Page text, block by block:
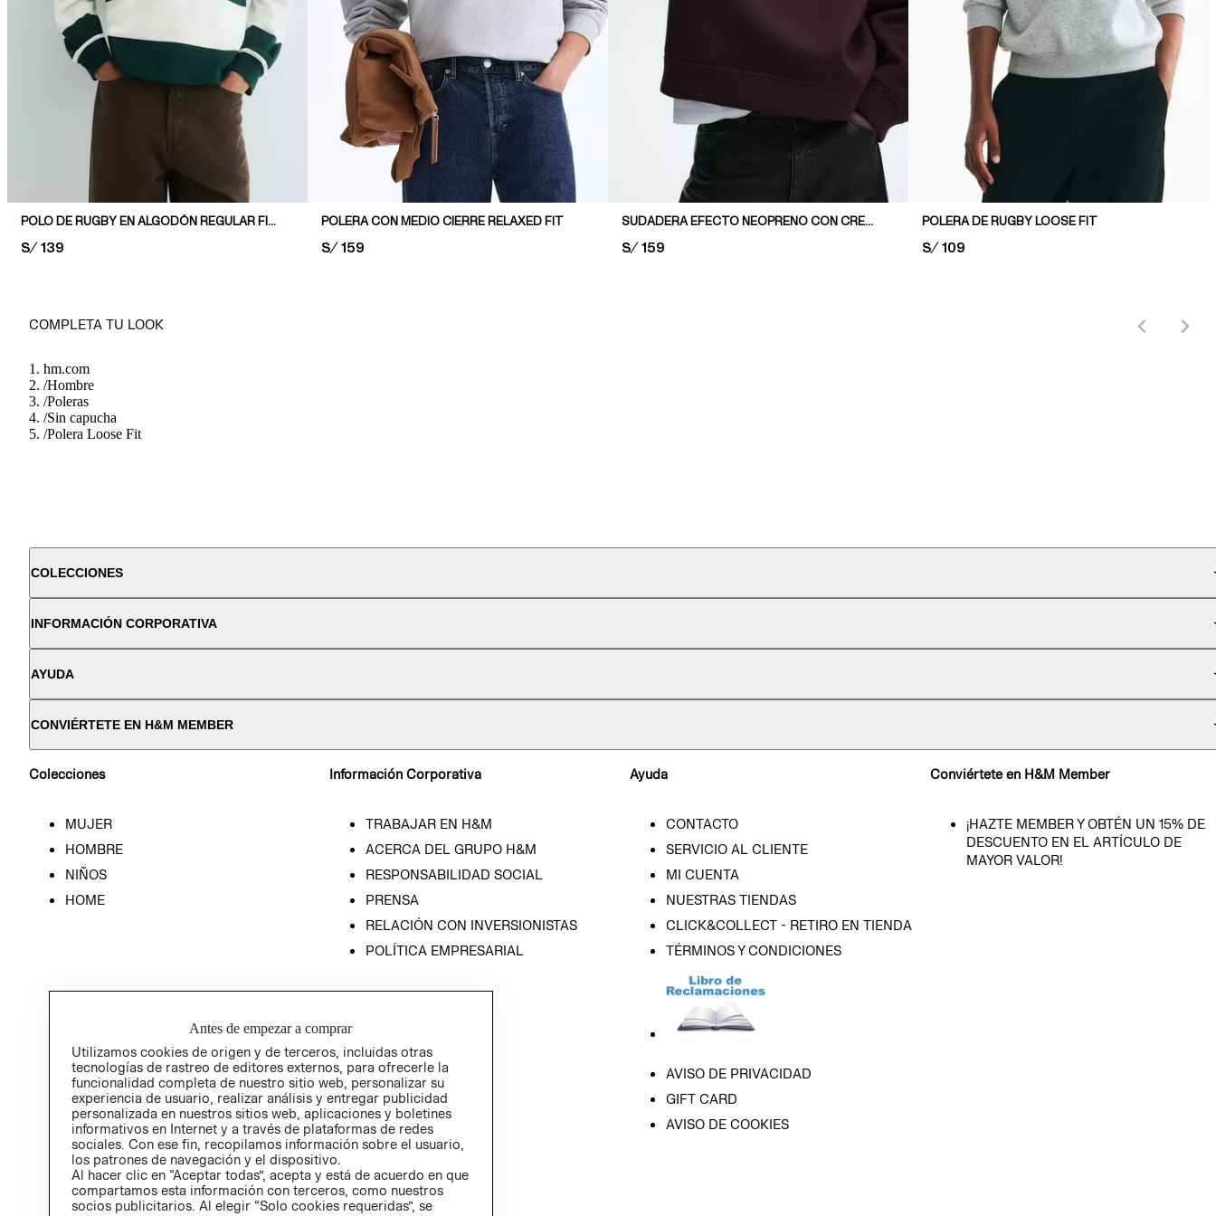
POLO DE RUGBY EN ALGODÓN REGULAR FIT
PRICE:
S/ 139
POLERA CON MEDIO CIERRE RELAXED FIT
PRICE:
S/ 159
SUDADERA EFECTO NEOPRENO CON CREMALLERA LOOSE FIT
PRICE:
S/ 159
POLERA DE RUGBY LOOSE FIT
PRICE:
S/ 109
COMPLETA TU LOOK
hm.com
/Hombre
/Poleras
/Sin capucha
/Polera Loose Fit
COLECCIONES
INFORMACIÓN CORPORATIVA
AYUDA
CONVIÉRTETE EN H&M MEMBER
Colecciones
MUJER
HOMBRE
NIÑOS
HOME
Información Corporativa
TRABAJAR EN H&M
ACERCA DEL GRUPO H&M
RESPONSABILIDAD SOCIAL
PRENSA
RELACIÓN CON INVERSIONISTAS
POLÍTICA EMPRESARIAL
Ayuda
CONTACTO
SERVICIO AL CLIENTE
MI CUENTA
NUESTRAS TIENDAS
CLICK&COLLECT - RETIRO EN TIENDA
TÉRMINOS Y CONDICIONES
AVISO DE PRIVACIDAD
GIFT CARD
AVISO DE COOKIES
Conviértete en H&M Member
¡HAZTE MEMBER Y OBTÉN UN 15% DE
DESCUENTO EN EL ARTÍCULO DE
MAYOR VALOR!
Antes de empezar a comprar
Utilizamos cookies de origen y de terceros, incluidas otras
tecnologías de rastreo de editores externos, para ofrecerle la
funcionalidad completa de nuestro sitio web, personalizar su
experiencia de usuario, realizar análisis y entregar publicidad
personalizada en nuestros sitios web, aplicaciones y boletines
informativos en Internet y a través de plataformas de redes
sociales. Con ese fin, recopilamos información sobre el usuario,
los patrones de navegación y el dispositivo.
Al hacer clic en “Aceptar todas”, acepta y está de acuerdo en que
compartamos esta información con terceros, como nuestros
socios publicitarios. Al elegir “Solo cookies requeridas”, se